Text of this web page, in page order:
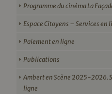
Programme du cinéma La
Espace Citoyens – Services en
Paiement en ligne
Publications
Ambert en Scène 2025-2026.
ligne